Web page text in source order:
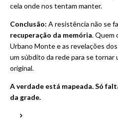
cela onde nos tentam manter.
Conclusão: A resistência não se
recuperação da memória. Quem
Urbano Monte e as revelações
um súbdito da rede para se tornar
original.
A verdade está mapeada. Só
da grade.